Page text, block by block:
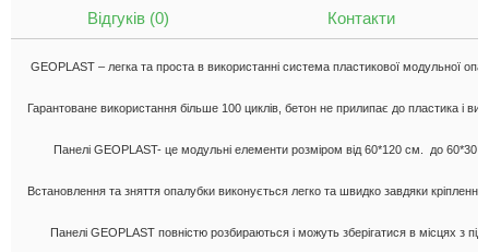
Відгуків (0) Контакти
GEOPLAST – легка та проста в використанні система пластикової модульної
Гарантоване використання більше 100 циклів, бетон не прилипає до пластика
        Панелі GEOPLAST- це модульні елементи розміром від 60*120 см.  до 60*30.
Встановлення та зняття опалубки виконується легко та швидко завдяки
Панелі GEOPLAST повністю розбираються і можуть зберігатися в місцях з